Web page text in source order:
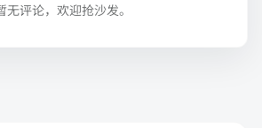
无评论，欢迎抢沙发。